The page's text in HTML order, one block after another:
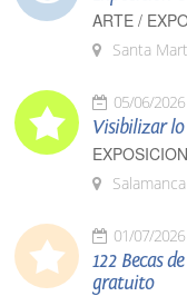
ARTE /
Santa
05/06/2026
Visibilizar lo
Salamanca
01/07/2026
122 Becas
gratuito